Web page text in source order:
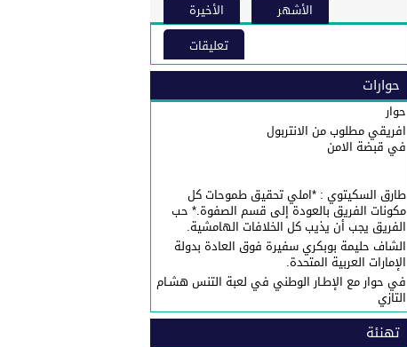
الأخيرة
الأشهر
تعليقات
حوارات
حوار
افريقي مطلوب من الانتربول
في قبضة الامن
طارق السكيتوي : *املي تحقيق طموحات كل
مكونات الفريق بالعودة إلى قسم الصفوة.* حب
الفريق يجب أن يذيب كل الخلافات الهامشية.
الشاف حليمة بوبكري سفيرة فوق العادة بدولة
الإمارات العربية المتحدة.
في حوار مع الإطـار الوطني في لعبة التنس هشـام
التازي
تهنئة